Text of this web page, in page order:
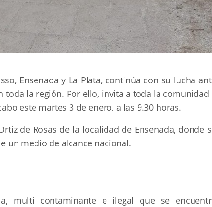
Ensenada y La Plata, continúa con su lucha
la región. Por ello, invita a toda la comunidad
este martes 3 de enero, a las 9.30 horas.
de Rosas de la localidad de Ensenada, donde
un medio de alcance nacional.
multi contaminante e ilegal que se